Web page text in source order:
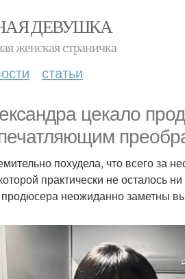
ДЕВУШКА
женская страничка
статьи
цекало
похудела, что всего за
практически не осталось
неожиданно заметны